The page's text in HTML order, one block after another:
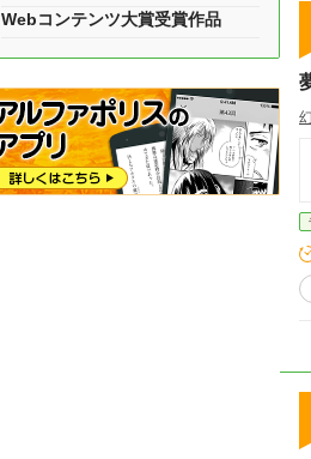
Webコンテンツ大賞受賞作品